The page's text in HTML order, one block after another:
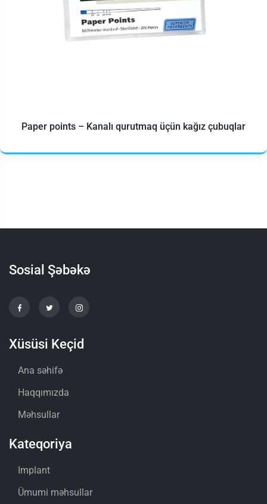
Paper points – Kanalı qurutmaq üçün kağız çubuqlar
Sosial Şəbəkə
Xüsüsi Keçid
Ana səhifə
Haqqımızda
Məhsullar
Kateqoriya
Implant
Ümumi məhsullar